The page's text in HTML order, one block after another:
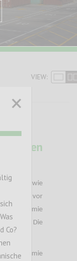
VIEW:
so hoch wie
die uns vor
Pandemie
brisanter. Die
Pandemie
Co?